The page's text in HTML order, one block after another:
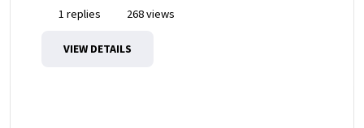
1 replies
268 views
VIEW DETAILS